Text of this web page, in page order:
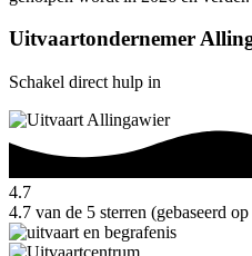
Uitvaartondernemer
Schakel direct hulp in
4.7
4.7 van de 5 sterren (gebaseerd op